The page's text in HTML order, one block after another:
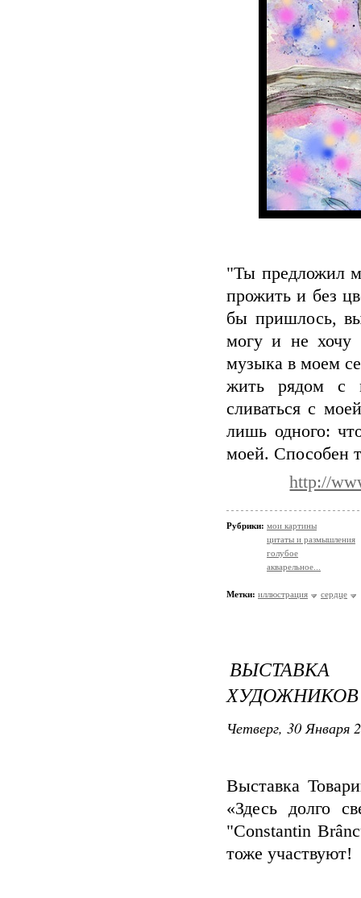
"Ты предложил
прожить и без
бы пришлось,
могу и не хочу
музыка в моем
жить рядом с
сливаться с
лишь одного:
моей. Способен
http://
Рубрики: мои картины
цитаты и размышления
голубое
акварельное...
Метки: иллюстрация сердце
Четверг, 30 Января
Выставка
«Здесь долго
"Constantin
тоже участвуют!